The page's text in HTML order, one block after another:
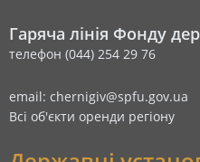
Гаряча лінія Фонду
телефон (044) 254 29 76
email: chernigiv@spfu.gov.ua
Всі об'єкти оренди регіону